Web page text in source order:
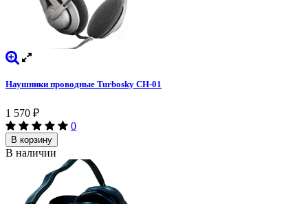
Наушники проводные Turbosky CH-01
1 570 ₽
0
В корзину
В наличии